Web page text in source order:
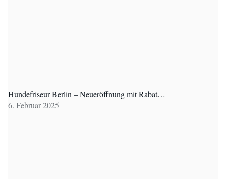
Hundefriseur Berlin – Neueröffnung mit Rabat…
6. Februar 2025